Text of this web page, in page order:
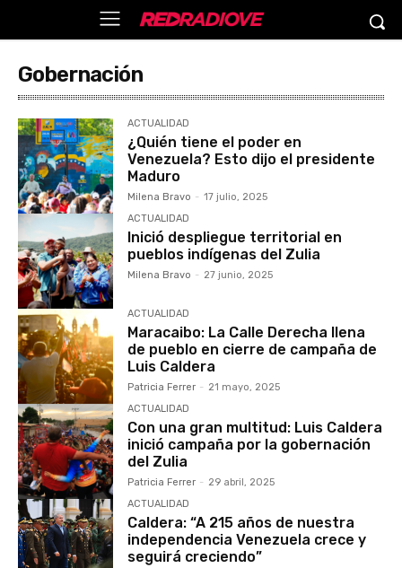
Gobernación
ACTUALIDAD
¿Quién tiene el poder en
Venezuela? Esto dijo el presidente
Maduro
Milena Bravo - 17 julio, 2025
ACTUALIDAD
Inició despliegue territorial en
pueblos indígenas del Zulia
Milena Bravo - 27 junio, 2025
ACTUALIDAD
Maracaibo: La Calle Derecha llena
de pueblo en cierre de campaña de
Luis Caldera
Patricia Ferrer - 21 mayo, 2025
ACTUALIDAD
Con una gran multitud: Luis Caldera
inició campaña por la gobernación
del Zulia
Patricia Ferrer - 29 abril, 2025
ACTUALIDAD
Caldera: “A 215 años de nuestra
independencia Venezuela crece y
seguirá creciendo”